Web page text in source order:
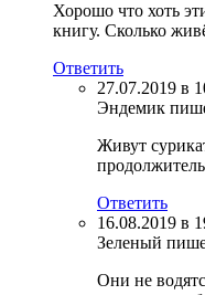
Хорошо что хоть
книгу. Сколько
Ответить
27.07.2019 в
Эндемик
Живут
Ответить
16.08.2019 в
Зеленый
Они не